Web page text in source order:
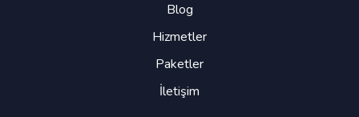
Blog
Hizmetler
Paketler
İletişim